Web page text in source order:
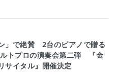
」で絶賛 2台のピアノで贈る
トプロの演奏会第二弾 『金
イタル』開催決定